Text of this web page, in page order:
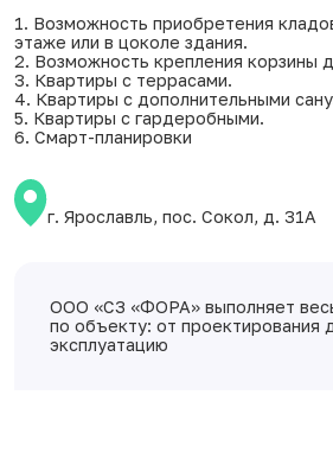
1. Возможность приобретения
этаже или в цоколе здания.
2. Возможность крепления корзины
3. Квартиры с террасами.
4. Квартиры с дополнительными
5. Квартиры с гардеробными.
6. Смарт-планировки
г. Ярославль, пос. Сокол, д. 31А
ООО «СЗ «ФОРА» выполняет
по объекту: от проектирования
эксплуатацию